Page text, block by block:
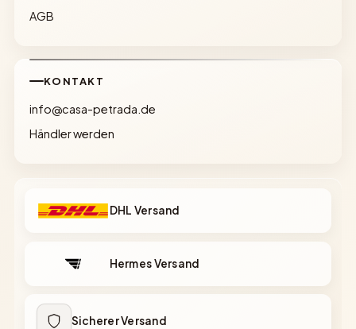
AGB
KONTAKT
info@casa-petrada.de
Händler werden
DHL Versand
Hermes Versand
Sicherer Versand